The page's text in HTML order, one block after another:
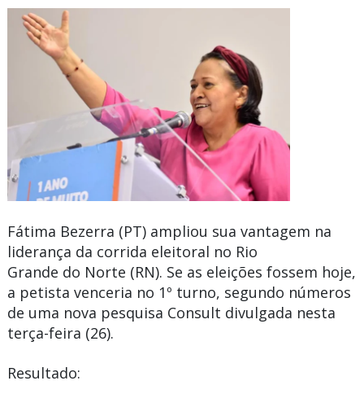
Fátima Bezerra (PT) ampliou sua vantagem na
liderança da corrida eleitoral no Rio
Grande do Norte (RN). Se as eleições fossem hoje,
a petista venceria no 1º turno, segundo números
de uma nova pesquisa Consult divulgada nesta
terça-feira (26).
Resultado: